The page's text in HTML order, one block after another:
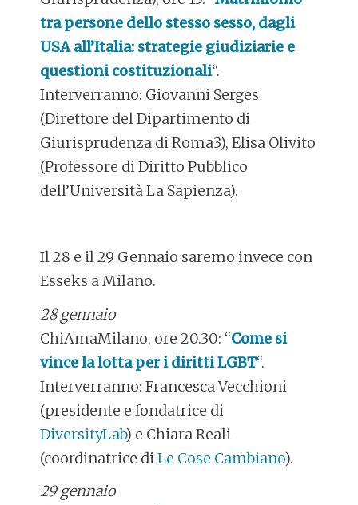
tra persone dello stesso sesso, dagli
USA all’Italia: strategie giudiziarie e
questioni costituzionali“.
Interverranno: Giovanni Serges
(Direttore del Dipartimento di
Giurisprudenza di Roma3), Elisa Olivito
(Professore di Diritto Pubblico
dell’Università La Sapienza).
Il 28 e il 29 Gennaio saremo invece con
Esseks a Milano.
28 gennaio
ChiAmaMilano, ore 20.30: “Come si
vince la lotta per i diritti LGBT“.
Interverranno: Francesca Vecchioni
(presidente e fondatrice di
DiversityLab) e Chiara Reali
(coordinatrice diLe Cose Cambiano).
29 gennaio